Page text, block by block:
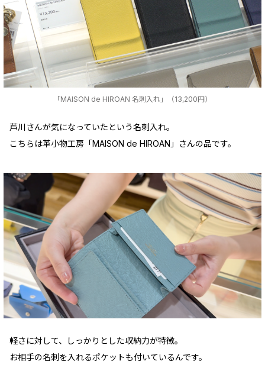
「MAISON de HIROAN 名刺入れ」（13,200円）
芦川さんが気になっていたという名刺入れ。
こちらは革小物工房「MAISON de HIROAN」さんの品です。
軽さに対して、しっかりとした収納力が特徴。
お相手の名刺を入れるポケットも付いているんです。